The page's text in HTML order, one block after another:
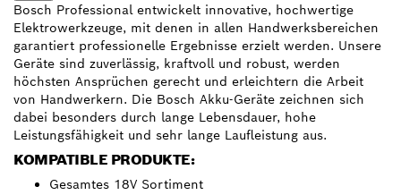
Bosch Professional entwickelt innovative, hochwertige
Elektrowerkzeuge, mit denen in allen Handwerksbereichen
garantiert professionelle Ergebnisse erzielt werden. Unsere
Geräte sind zuverlässig, kraftvoll und robust, werden
höchsten Ansprüchen gerecht und erleichtern die Arbeit
von Handwerkern. Die Bosch Akku-Geräte zeichnen sich
dabei besonders durch lange Lebensdauer, hohe
Leistungsfähigkeit und sehr lange Laufleistung aus.
KOMPATIBLE PRODUKTE:
Gesamtes 18V Sortiment